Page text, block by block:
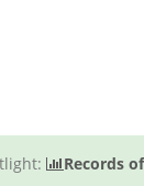
Records